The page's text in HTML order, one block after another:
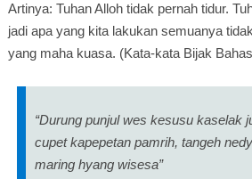
Artinya: Tuhan Alloh tidak pernah tidur.
jadi apa yang kita lakukan semuanya
yang maha kuasa. (Kata-kata Bijak
“Durung punjul wes kesusu kaselak
cupet kapepetan pamrih, tangeh
maring hyang wisesa”